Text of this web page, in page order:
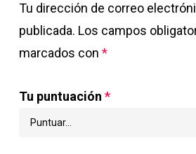
Tu dirección de correo
publicada. Los campos
marcados con *
Tu puntuación *